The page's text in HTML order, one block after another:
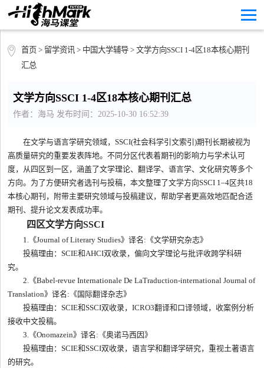
首页 > 留学资讯> 中国大学辅导> 文学方向SSCI 1-4区18本核心期刊
汇总
文学方向SSCI 1-4区18本核心期刊汇总
作者：海马 发布时间：2025-10-30 16:52:39
在文学与语言学研究领域，SSCI(社会科学引文索引)期刊长期被视为
高质量研究的重要发表阵地。不同分区代表着期刊的影响力与学术认可
度，从四区到一区，涵盖了文学理论、翻译学、语言学、文化研究等多个
方向。为了方便研究者选刊与投稿，本文整理了文学方向SSCI 1–4区共18
本核心期刊，附带主要研究领域与投稿建议，帮助学者更高效地匹配合适
期刊、提升论文发表成功率。
四区文学方向SSCI
1.《Journal of Literary Studies》译名:《文学研究杂志》
投稿理由：SCIE和AHCI双收录，偏向文学理论与批评收跨学科研
究。
2.《Babel-revue Internationale De LaTraduction-international Journal of
Translation》译名:《国际翻译杂志》
投稿理由：SCIE和SSCI双收录，ICRO3翻译和口译领域，收案例分析
接收中文投稿。
3.《Onomazein》译名:《奥诺马西因》
投稿理由：SCIE和SSCI双收录，语言学和翻译学研究，重视土著语言
的研究。